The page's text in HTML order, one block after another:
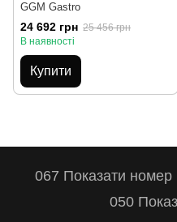
GGM Gastro
24 692 грн 25 456 грн
В наявності
Купити
067 Показати номер
050